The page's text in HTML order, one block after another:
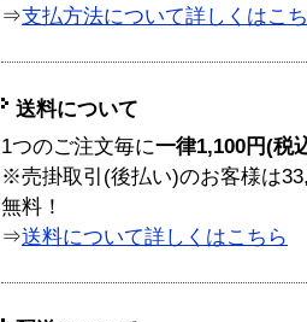
⇒支払方法について詳しくはこ
送料について
1つのご注文毎に一律1,100円(税
※売掛取引(後払い)のお客様は
無料！
⇒送料について詳しくはこちら